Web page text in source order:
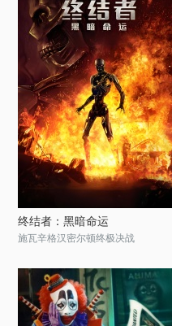
终结者：黑暗命运
施瓦辛格汉密尔顿终极决战